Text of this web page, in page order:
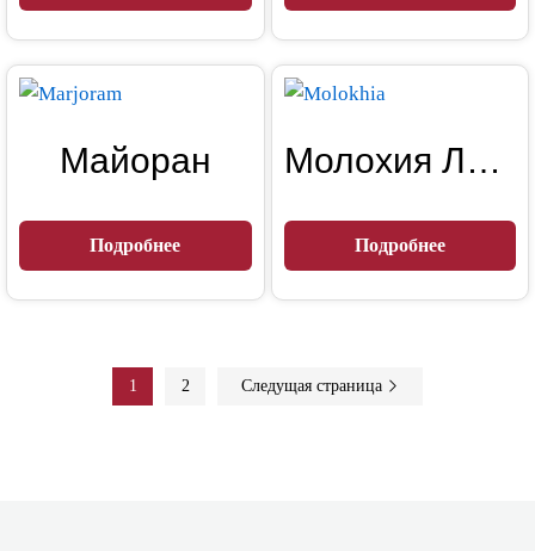
Майоран
Подробнее
Молохия Листья
Подробнее
1 2 Следущая страница